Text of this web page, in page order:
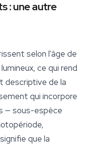
: une autre
selon l'âge de
ce qui rend
descriptive de la
qui incorpore
— sous-espèce
que la